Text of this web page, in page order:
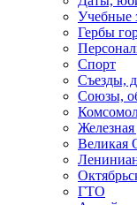
Учебные
Гербы
Спорт
Съезды,
Союзы,
Железная
Великая
ГТО